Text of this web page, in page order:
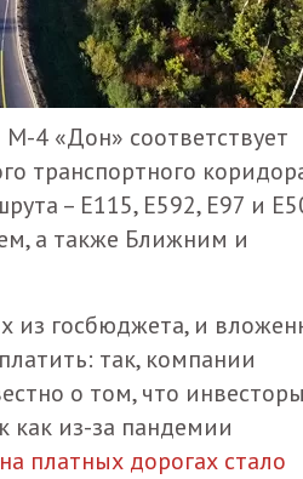
4 «Дон» соответствует
транспортного
– Е115, Е592, Е97 и
а также Ближним и
из госбюджета, и
так, компании
о том, что
как из-за пандемии
платных дорогах стало